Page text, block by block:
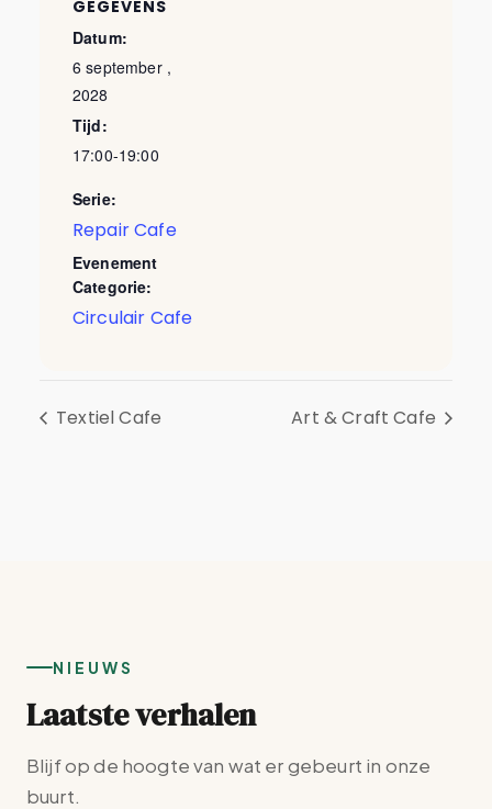
GEGEVENS
Datum:
6 september ,
2028
Tijd:
17:00-19:00
Serie:
Repair Cafe
Evenement
Categorie:
Circulair Cafe
Textiel Cafe Art & Craft Cafe
NIEUWS
Laatste verhalen
Blijf op de hoogte van wat er gebeurt in onze
buurt.